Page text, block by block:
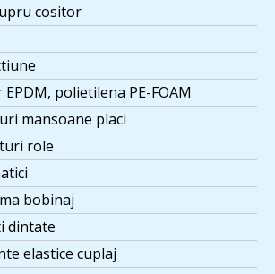
cositor
EPDM, polietilena PE-FOAM
mansoane placi
role
bobinaj
dintate
elastice cuplaj